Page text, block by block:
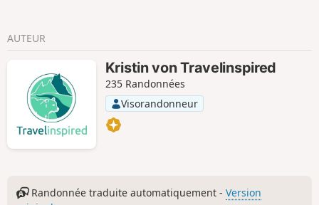
AUTEUR
Kristin von Travelinspired
235 Randonnées
Visorandonneur
Randonnée traduite automatiquement -Version